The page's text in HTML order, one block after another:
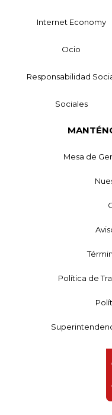
Internet Economy
Ocio
Responsabilidad
Sociales
Mesa de
Política de